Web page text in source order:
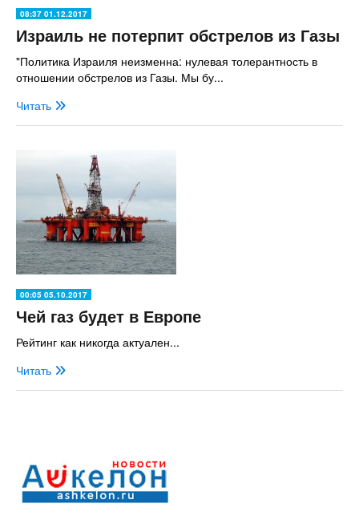
08:37 01.12.2017
Израиль не потерпит обстрелов из Газы
"Политика Израиля неизменна: нулевая толерантность в
отношении обстрелов из Газы. Мы бу...
Читать
00:05 05.10.2017
Чей газ будет в Европе
Рейтинг как никогда актуален...
Читать